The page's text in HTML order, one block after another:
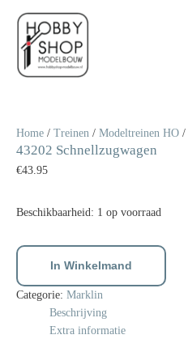
naar
inhoud
Home / Treinen / Modeltreinen HO /
43202 Schnellzugwagen
€43.95
Beschikbaarheid: 1 op voorraad
aantal
In Winkelmand
Categorie: Marklin
Beschrijving
Extra informatie